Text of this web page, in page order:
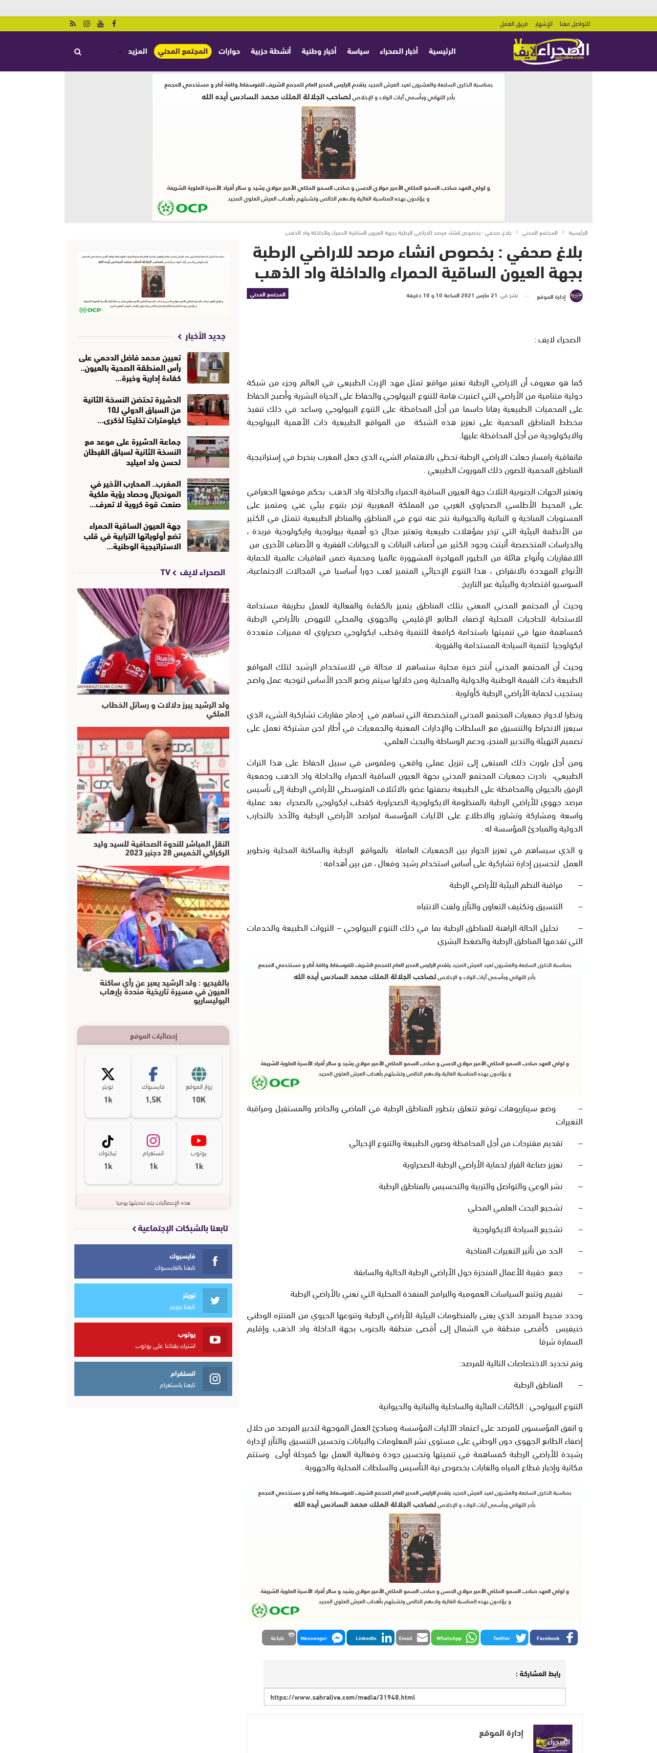
للتواصل معنا للإشهار فريق العمل
الرئيسية أخبار الصحراء سياسة أخبار وطنية أنشطة حزبية حوارات المجتمع المدني المزيد
الرئيسية المجتمع المدني بلاغ صحفي : بخصوص انشاء مرصد للاراضي الرطبة بجهة العيون الساقية الحمراء والداخلة واد الذهب
بلاغ صحفي : بخصوص انشاء مرصد للاراضي الرطبة
بجهة العيون الساقية الحمراء والداخلة واد الذهب
المجتمع المدني إدارة الموقع نشر في 21 مارس 2021 الساعة 10 و 10 دقيقة
الصحراء لايف :
كما هو معروف أن الاراضي الرطبة تعتبر مواقع تمثل مهد الإرث الطبيعي في العالم وجزء من شبكة
دولية متنامية من الأراضي التي اعتبرت هامة للتنوع البيولوجي والحفاظ على الحياة البشرية وأصبح الحفاظ
على المحميات الطبيعية رهانا حاسما من أجل المحافظة على التنوع البيولوجي وساعد في ذلك تنفيذ
مخطط المناطق المحمية على تعزيز هذه الشبكة من المواقع الطبيعية ذات الأهمية البيولوجية
والايكولوجية من أجل المحافظة عليها.
فاتفاقية رامسار جعلت الاراضي الرطبة تحظى بالاهتمام الشيء الذي جعل المغرب ينخرط في إستراتيجية
المناطق المحمية للصون ذلك الموروث الطبيعي .
وتعتبر الجهات الجنوبية الثلاث جهة العيون الساقية الحمراء والداخلة واد الذهب بحكم موقعها الجغرافي
على المحيط الأطلسي الصحراوي الغربي من المملكة المغربية تزخر بتنوع بيئي غني ومتميز على
المستويات المناخية و النباتية والحيوانية نتج عنه تنوع في المناطق والمناظر الطبيعية تتمثل في الكثير
من الأنظمة البيئية التي تزخر بمؤهلات طبيعية وتعتبر مجال ذو أهمية بيولوجية وايكولوجية فريدة ،
والدراسات المتخصصة أثبتت وجود الكثير من أصناف النباتات و الحيوانات الفقرية و الأصناف الأخرى من
اللافقاريات وأنواع هائلة من الطيور المهاجرة المشهورة عالميا ومحمية ضمن اتفاقيات عالمية للحماية
الأنواع المهددة بالانقراض ، هذا التنوع الإحيائي المتميز لعب دورا أساسيا في المجالات الاجتماعية،
السوسيو اقتصادية والبيئية عبر التاريخ .
وحيث أن المجتمع المدني المعني بتلك المناطق يتميز بالكفاءة والفعالية للعمل بطريقة مستدامة
للاستجابة للحاجيات المحلية لإضفاء الطابع الإقليمي والجهوي والمحلي للنهوض بالأراضي الرطبة
كمساهمة منها في تنميتها باستدامة كرافعة للتنمية وقطب ايكولوجي صحراوي له مميزات متعددة
ايكولوجيا لتنمية السياحة المستدامة والقروية .
وحيث أن المجتمع المدني أنتج خبرة محلية ستساهم لا محالة في للاستخدام الرشيد لتلك المواقع
الطبيعة ذات القيمة الوطنية والدولية والمحلية ومن خلالها سيتم وضع الحجر الأساس لتوجيه عمل واضح
يستجيب لحماية الأراضي الرطبة كأولوية .
ونظرا لادوار جمعيات المجتمع المدني المتخصصة التي تساهم في إدماج مقاربات تشاركية الشيء الذي
سيعزز الانخراط والتنسيق مع السلطات والإدارات المعنية والجمعيات في أطار لجن مشتركة تعمل على
تصميم التهيئة والتدبير المنجز، ودعم الوساطة والبحث العلمي.
ومن أجل بلورت ذلك المبتغى إلى تنزيل عملي واقعي وملموس في سبيل الحفاظ على هذا التراث
الطبيعي، بادرت جمعيات المجتمع المدني بجهة العيون الساقية الحمراء والداخلة واد الذهب وجمعية
الرفق بالحيوان والمحافظة على الطبيعة بصفتها عضو بالائتلاف المتوسطي للأراضي الرطبة إلى تأسيس
مرصد جهوي للأراضي الرطبة بالمنظومة الايكولوجية الصحراوية كقطب ايكولوجي بالصحراء بعد عملية
واسعة ومشاركة وتشاور والاطلاع على الآليات المؤسسة لمراصد الأراضي الرطبة والأخذ بالتجارب
الدولية والمبادئ المؤسسة له .
و الذي سيساهم في تعزيز الحوار بين الجمعيات العاملة بالمواقع الرطبة والساكنة المحلية وتطوير
العمل لتحسين إدارة تشاركية على أساس استخدام رشيد وفعال ، من بين أهدافه :
– مراقبة النظم البيئية للأراضي الرطبة
– التنسيق وتكثيف التعاون والتآزر ولفت الانتباه
– تحليل الحالة الراهنة للمناطق الرطبة بما في ذلك التنوع البيولوجي – الثروات الطبيعة والخدمات
التي تقدمها المناطق الرطبة والضغط البشري
– وضع سيناريوهات توقع تتعلق بتطور المناطق الرطبة في الماضي والحاضر والمستقبل ومراقبة
التغيرات
– تقديم مقترحات من أجل المحافظة وصون الطبيعة والتنوع الإحيائي
– تعزيز صناعة القرار لحماية الأراضي الرطبة الصحراوية
– نشر الوعي والتواصل والتربية والتحسيس بالمناطق الرطبة
– تشجيع البحث العلمي المحلي
– تشجيع السياحة الايكولوجية
– الحد من تأثير التغيرات المناخية
– جمع حقيبة للأعمال المنجزة حول الأراضي الرطبة الحالية والسابقة
– تقييم وتتبع السياسات العمومية والبرامج المنفذة المحلية التي تعني بالأراضي الرطبة
وحدد محيط المرصد الذي يعنى بالمنظومات البيئية للأراضي الرطبة وتنوعها الحيوي من المنتزه الوطني
خنيفيس كأقصى منطقة في الشمال إلى أقصى منطقة بالجنوب بجهة الداخلة واد الذهب وإقليم
السمارة شرقا
وتم تحديد الاختصاصات التالية للمرصد:
– المناطق الرطبة
التنوع البيولوجي : الكائنات المائية والساحلية والنباتية والحيوانية
و اتفق المؤسسون للمرصد على اعتماد الآليات المؤسسة ومبادئ العمل الموجهة لتدبير المرصد من خلال
إضفاء الطابع الجهوي دون الوطني على مستوى نشر المعلومات والبيانات وتحسين التنسيق والتآزر لإدارة
رشيدة للأراضي الرطبة كمساهمة في تنميتها وتحسين جودة وفعالية العمل بها كمرحلة أولى وستتم
مكاتبة وإخبار قطاع المياه والغابات بخصوص نية التأسيس والسلطات المحلية والجهوية .
Facebook
Twitter
WhatsApp
Email
LinkedIn
Messenger طباعة
رابط المشاركة :
إدارة الموقع
جديد الأخبار
تعيين محمد فاضل الدحمي على
رأس المنطقة الصحية بالعيون..
كفاءة إدارية وخبرة…
الدشيرة تحتضن النسخة الثانية
من السباق الدولي لـ10
كيلومترات تخليدًا لذكرى…
جماعة الدشيرة على موعد مع
النسخة الثانية لسباق القبطان
لحسن ولد اميليد
المغرب.. المحارب الأخير في
المونديال وحصاد رؤية ملكية
صنعت قوة كروية لا تعرف…
جهة العيون الساقية الحمراء
تضع أولوياتها الترابية في قلب
الاستراتيجية الوطنية…
الصحراء لايف TV
ولد الرشيد يبرز دلالات و رسائل الخطاب
الملكي
النقل المباشر للندوة الصحافية للسيد وليد
الركراكي الخميس 28 دجنبر 2023
بالفيديو : ولد الرشيد يعبر عن رأي ساكنة
العيون في مسيرة تاريخية منددة بإرهاب
البوليساريو
إحصائيات الموقع
زوار الموقع
10K
فايسبوك
1,5K
تويتر
1k
يوتوب
1k
انستغرام
1k
تيكتوك
1k
هذه الإحصائيات يتم تحديثها يوميا
تابعنا بالشبكات الإجتماعية
فايسبوك
تابعنا بالفايسبوك
تويتر
تابعنا بتويتر
يوتوب
اشترك بقناتنا على يوتوب
انستغرام
تابعنا بانستغرام